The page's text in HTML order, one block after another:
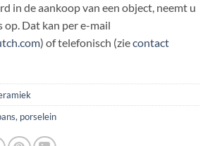
in de aankoop van een object, neemt u
Dat kan per e-mail
) of telefonisch (ziecontact
, porselein